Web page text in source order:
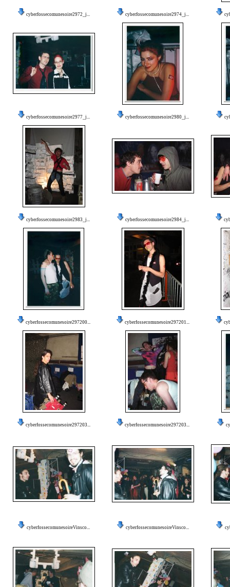
cyberfossecomunesoire2972_j... cyberfossecomunesoire2974_j...
cyberfossecomunesoire2977_j... cyberfossecomunesoire2980_j...
cyberfossecomunesoire2983_j... cyberfossecomunesoire2984_j...
cyberfossecomunesoire297200... cyberfossecomunesoire297201...
cyberfossecomunesoire297203... cyberfossecomunesoire297203...
cyberfossecomunesoireVinsco... cyberfossecomunesoireVinsco...